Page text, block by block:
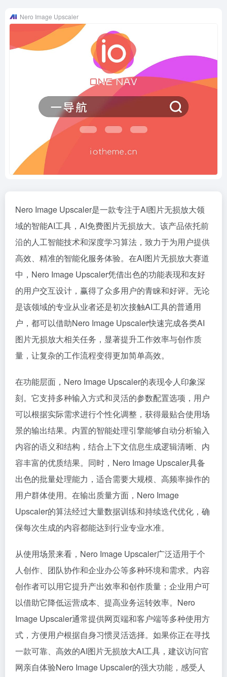
Nero Image Upscaler
Nero Image Upscaler是一款专注于AI图片无损放大领
域的智能AI工具，AI免费图片无损放大。该产品依托前
沿的人工智能技术和深度学习算法，致力于为用户提供
高效、精准的智能化服务体验。在AI图片无损放大赛道
中，Nero Image Upscaler凭借出色的功能表现和友好
的用户交互设计，赢得了众多用户的青睐和好评。无论
是该领域的专业从业者还是初次接触AI工具的普通用
户，都可以借助Nero Image Upscaler快速完成各类AI
图片无损放大相关任务，显著提升工作效率与创作质
量，让复杂的工作流程变得更加简单高效。
在功能层面，Nero Image Upscaler的表现令人印象深
刻。它支持多种输入方式和灵活的参数配置选项，用户
可以根据实际需求进行个性化调整，获得最贴合使用场
景的输出结果。内置的智能处理引擎能够自动分析输入
内容的语义和结构，结合上下文信息生成逻辑清晰、内
容丰富的优质结果。同时，Nero Image Upscaler具备
出色的批量处理能力，适合需要大规模、高频率操作的
用户群体使用。在输出质量方面，Nero Image
Upscaler的算法经过大量数据训练和持续迭代优化，确
保每次生成的内容都能达到行业专业水准。
从使用场景来看，Nero Image Upscaler广泛适用于个
人创作、团队协作和企业办公等多种环境和需求。内容
创作者可以用它提升产出效率和创作质量；企业用户可
以借助它降低运营成本、提高业务运转效率。Nero
Image Upscaler通常提供网页端和客户端等多种使用方
式，方便用户根据自身习惯灵活选择。如果你正在寻找
一款可靠、高效的AI图片无损放大AI工具，建议访问官
网亲自体验Nero Image Upscaler的强大功能，感受人